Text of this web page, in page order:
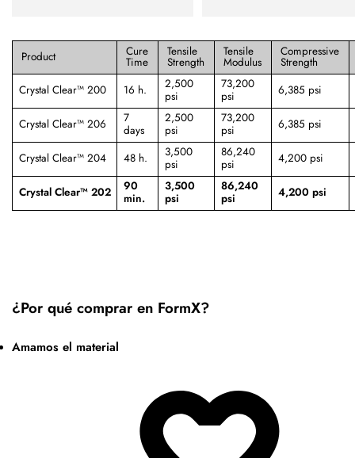
Product Cure
Time
Tensile
Strength
Tensile
Modulus
Compressive
Strength
Crystal Clear™ 200
16 h.
2,500
psi
73,200
psi
6,385 psi
Crystal Clear™ 206
7
days
2,500
psi
73,200
psi
6,385 psi
Crystal Clear™ 204 48 h.
3,500
psi
86,240
psi
4,200 psi
Crystal Clear™ 202
90
min.
3,500
psi
86,240
psi
4,200 psi
¿Por qué comprar en FormX?
Amamos el material